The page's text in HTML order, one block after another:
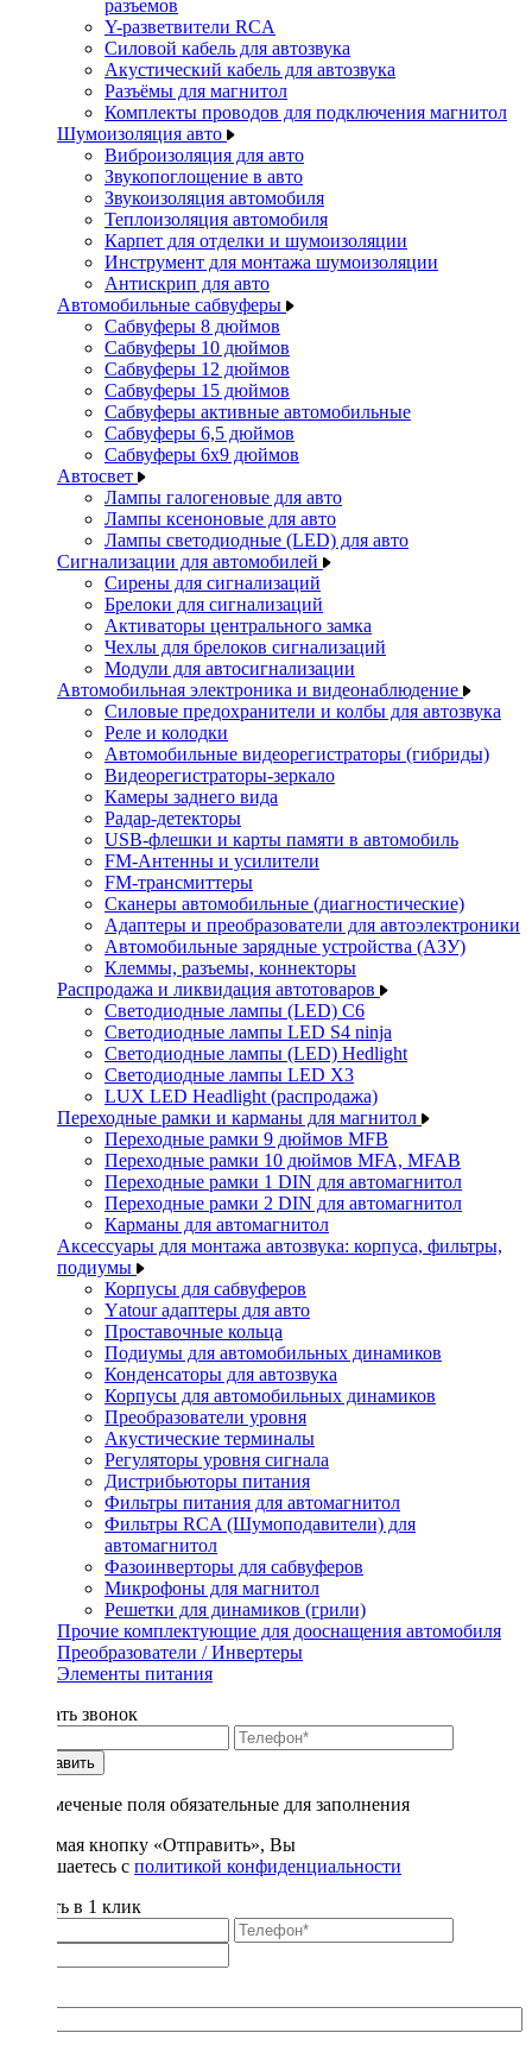
разъемов
Y-разветвители RCA
Силовой кабель для автозвука
Акустический кабель для автозвука
Разъёмы для магнитол
Комплекты проводов для подключения магнитол
Шумоизоляция авто
Виброизоляция для авто
Звукопоглощение в авто
Звукоизоляция автомобиля
Теплоизоляция автомобиля
Карпет для отделки и шумоизоляции
Инструмент для монтажа шумоизоляции
Антискрип для авто
Автомобильные сабвуферы
Сабвуферы 8 дюймов
Сабвуферы 10 дюймов
Сабвуферы 12 дюймов
Сабвуферы 15 дюймов
Сабвуферы активные автомобильные
Сабвуферы 6,5 дюймов
Сабвуферы 6x9 дюймов
Автосвет
Лампы галогеновые для авто
Лампы ксеноновые для авто
Лампы светодиодные (LED) для авто
Сигнализации для автомобилей
Сирены для сигнализаций
Брелоки для сигнализаций
Активаторы центрального замка
Чехлы для брелоков сигнализаций
Модули для автосигнализации
Автомобильная электроника и видеонаблюдение
Силовые предохранители и колбы для автозвука
Реле и колодки
Автомобильные видеорегистраторы (гибриды)
Видеорегистраторы-зеркало
Камеры заднего вида
Радар-детекторы
USB-флешки и карты памяти в автомобиль
FM-Антенны и усилители
FM-трансмиттеры
Сканеры автомобильные (диагностические)
Адаптеры и преобразователи для автоэлектроники
Автомобильные зарядные устройства (АЗУ)
Клеммы, разъемы, коннекторы
Распродажа и ликвидация автотоваров
Светодиодные лампы (LED) C6
Светодиодные лампы LED S4 ninja
Светодиодные лампы (LED) Hedlight
Светодиодные лампы LED X3
LUX LED Headlight (распродажа)
Переходные рамки и карманы для магнитол
Переходные рамки 9 дюймов MFB
Переходные рамки 10 дюймов MFA, MFAB
Переходные рамки 1 DIN для автомагнитол
Переходные рамки 2 DIN для автомагнитол
Карманы для автомагнитол
Аксессуары для монтажа автозвука: корпуса, фильтры,
подиумы
Корпусы для сабвуферов
Yаtour адаптеры для авто
Проставочные кольца
Подиумы для автомобильных динамиков
Конденсаторы для автозвука
Корпусы для автомобильных динамиков
Преобразователи уровня
Акустические терминалы
Регуляторы уровня сигнала
Дистрибьюторы питания
Фильтры питания для автомагнитол
Фильтры RCA (Шумоподавители) для
автомагнитол
Фазоинверторы для сабвуферов
Микрофоны для магнитол
Решетки для динамиков (грили)
Прочие комплектующие для дооснащения автомобиля
Преобразователи / Инвертеры
Элементы питания
Заказать звонок
Отправить
* - отмеченые поля обязательные для заполнения
Нажимая кнопку «Отправить», Вы
соглашаетесь с политикой конфиденциальности
Купить в 1 клик